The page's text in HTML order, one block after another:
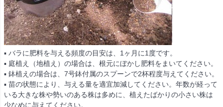
▪ バラに肥料を与える頻度の目安は、1ヶ月に1度です。
▪ 庭植え（地植え）の場合は、根元にぼかし肥料をまいてください。
▪ 鉢植えの場合は、7号鉢付属のスプーンで2杯程度与えてください。
▪ 苗の状態により、与える量を適宜加減してください。年数が経って
いる大きな株や勢いのある株は多めに、植えたばかりの小さい株は
少なめに与えてください。